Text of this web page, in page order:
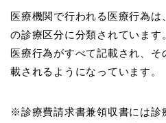
医療機関で行われる医療行為
の診療区分に分類されています
医療行為がすべて記載され、
載されるようになっています。
※診療費請求書兼領収書には診